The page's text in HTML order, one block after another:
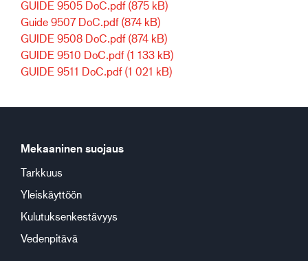
GUIDE 9505 DoC.pdf (875 kB)
Guide 9507 DoC.pdf (874 kB)
GUIDE 9508 DoC.pdf (874 kB)
GUIDE 9510 DoC.pdf (1 133 kB)
GUIDE 9511 DoC.pdf (1 021 kB)
Mekaaninen suojaus
Tarkkuus
Yleiskäyttöön
Kulutuksenkestävyys
Vedenpitävä